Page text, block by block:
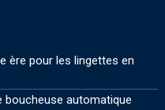
ère pour les lingettes en
boucheuse automatique